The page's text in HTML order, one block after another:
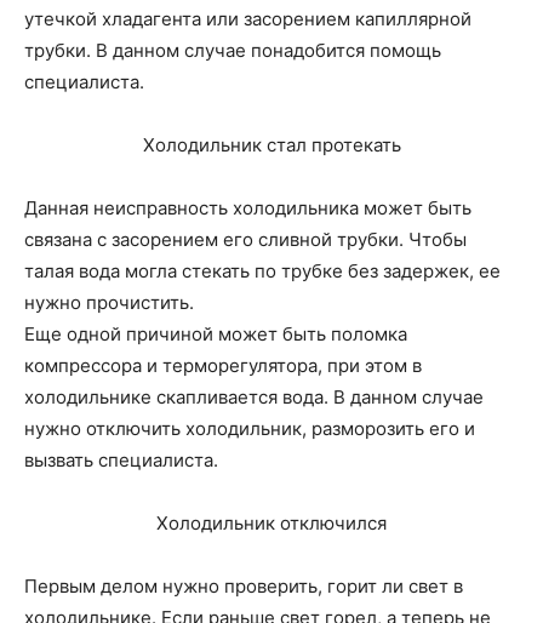
утечкой хладагента или засорением капиллярной
трубки. В данном случае понадобится помощь
специалиста.
Холодильник стал протекать
Данная неисправность холодильника может быть
связана с засорением его сливной трубки. Чтобы
талая вода могла стекать по трубке без задержек, ее
нужно прочистить.
Еще одной причиной может быть поломка
компрессора и терморегулятора, при этом в
холодильнике скапливается вода. В данном случае
нужно отключить холодильник, разморозить его и
вызвать специалиста.
Холодильник отключился
Первым делом нужно проверить, горит ли свет в
холодильнике. Если раньше свет горел, а теперь не